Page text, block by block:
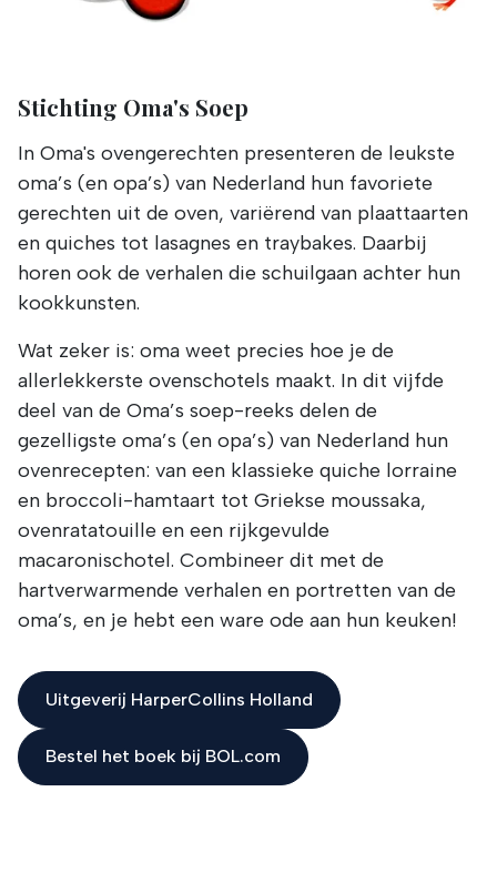
Stichting Oma's Soep
In Oma's ovengerechten presenteren de leukste
oma’s (en opa’s) van Nederland hun favoriete
gerechten uit de oven, variërend van plaattaarten
en quiches tot lasagnes en traybakes. Daarbij
horen ook de verhalen die schuilgaan achter hun
kookkunsten.
Wat zeker is: oma weet precies hoe je de
allerlekkerste ovenschotels maakt. In dit vijfde
deel van de Oma’s soep-reeks delen de
gezelligste oma’s (en opa’s) van Nederland hun
ovenrecepten: van een klassieke quiche lorraine
en broccoli-hamtaart tot Griekse moussaka,
ovenratatouille en een rijkgevulde
macaronischotel. Combineer dit met de
hartverwarmende verhalen en portretten van de
oma’s, en je hebt een ware ode aan hun keuken!
Uitgeverij HarperCollins Holland
Bestel het boek bij BOL.com